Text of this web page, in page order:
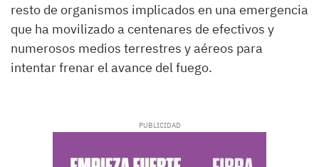
resto de organismos implicados en una emergencia
que ha movilizado a centenares de efectivos y
numerosos medios terrestres y aéreos para
intentar frenar el avance del fuego.